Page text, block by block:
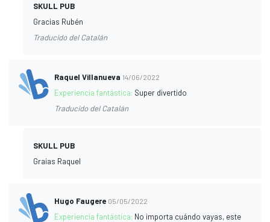
SKULL PUB
Gracias Rubén
Traducido del Catalán
Raquel Villanueva 14/06/2022
Experiencia fantástica: Super divertido
Traducido del Catalán
SKULL PUB
Graias Raquel
Hugo Faugere 05/05/2022
Experiencia fantástica: No importa cuándo vayas, este